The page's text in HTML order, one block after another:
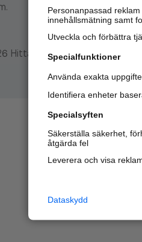
Hitta.se
Personanpassad
innehållsmätning samt
Utveckla och förbättra
Specialfunktioner
Använda exakta
Identifiera enheter
Specialsyften
Säkerställa säkerhet,
åtgärda fel
Leverera och visa
Dataskydd